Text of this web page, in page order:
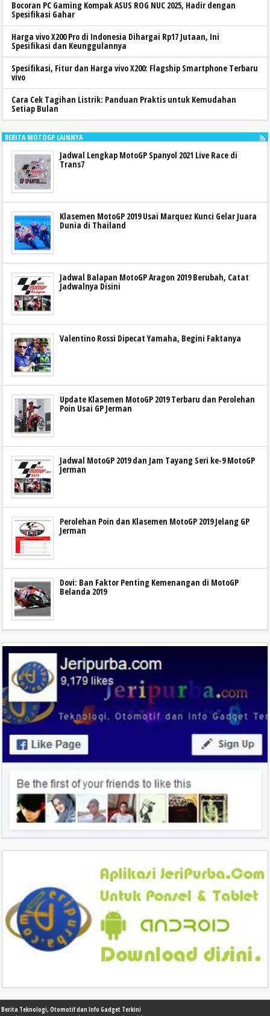
Bocoran PC Gaming Kompak ASUS ROG NUC 2025, Hadir dengan
Spesifikasi Gahar
Harga vivo X200 Pro di Indonesia Dihargai Rp17 Jutaan, Ini
Spesifikasi dan Keunggulannya
Spesifikasi, Fitur dan Harga vivo X200: Flagship Smartphone Terbaru
vivo
Cara Cek Tagihan Listrik: Panduan Praktis untuk Kemudahan
Setiap Bulan
BERITA MOTOGP LAINNYA
Jadwal Lengkap MotoGP Spanyol 2021 Live Race di
Trans7
Klasemen MotoGP 2019 Usai Marquez Kunci Gelar Juara
Dunia di Thailand
Jadwal Balapan MotoGP Aragon 2019 Berubah, Catat
Jadwalnya Disini
Valentino Rossi Dipecat Yamaha, Begini Faktanya
Update Klasemen MotoGP 2019 Terbaru dan Perolehan
Poin Usai GP Jerman
Jadwal MotoGP 2019 dan Jam Tayang Seri ke-9 MotoGP
Jerman
Perolehan Poin dan Klasemen MotoGP 2019 Jelang GP
Jerman
Dovi: Ban Faktor Penting Kemenangan di MotoGP
Belanda 2019
Berita Teknologi, Otomotif dan Info Gadget Terkini